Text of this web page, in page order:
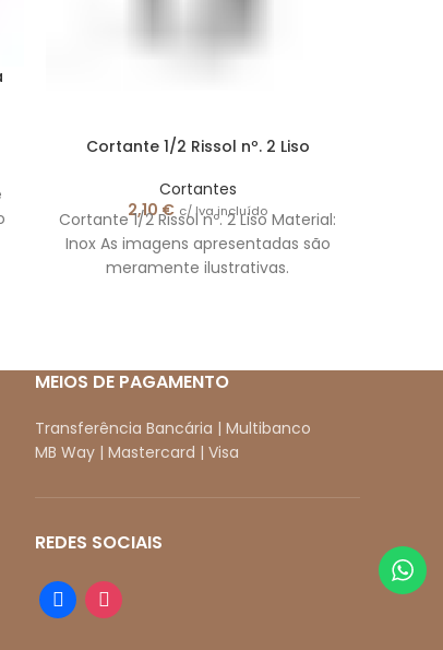
Cortante 1/2 Rissol nº. 2 Liso
Cortantes
2,10€ c/ Iva incluído
Cortante 1/2 Rissol nº. 2 Liso Material:
Inox As imagens apresentadas são
meramente ilustrativas.
MEIOS DE PAGAMENTO
Transferência Bancária | Multibanco
MB Way | Mastercard | Visa
REDES SOCIAIS
facebookinstagram